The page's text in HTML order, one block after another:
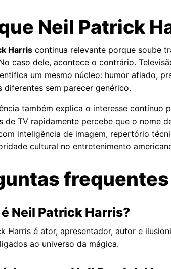
Neil Patrick
Harris continua relevante porque soube
caso dele, acontece o contrário.
um mesmo núcleo: humor afiado,
diferentes sem parecer genérico.
também explica o interesse
de TV rapidamente percebe que o nome
inteligência de imagem, repertório
cultural no entretenimento
Neil Patrick Harris?
Harris é ator, apresentador, autor e
ao universo da mágica.